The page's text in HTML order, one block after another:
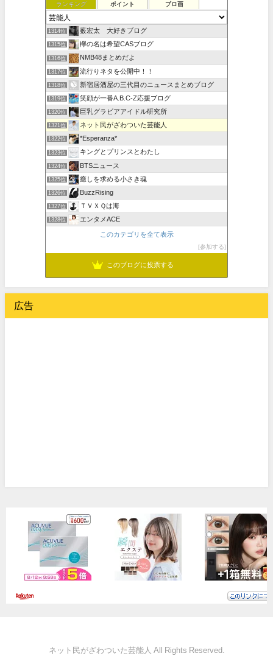
ランキング ポイント ブロ画
1314位 薮宏太 大好きブログ
1315位 欅の名は希望CASブログ
1316位 NMB48まとめだよ
1317位 流行りネタを公開中！！
1318位 新宿居酒屋の三代目のニュースまとめブログ
1319位 笑顔が一番A.B.C-Z応援ブログ
1320位 巨乳グラビアアイドル研究所
1321位 ネット民がざわついた芸能人
1322位 *Esperanza*
1323位 キングとプリンスとわたし
1324位 BTSニュース
1325位 癒しを求める小さき魂
1326位 BuzzRising
1327位 ＴＶＸＱは海
1328位 エンタメACE
このカテゴリを全て表示
参加する
このブログに投票する
広告
ネット民がざわついた芸能人 All Rights Reserved.